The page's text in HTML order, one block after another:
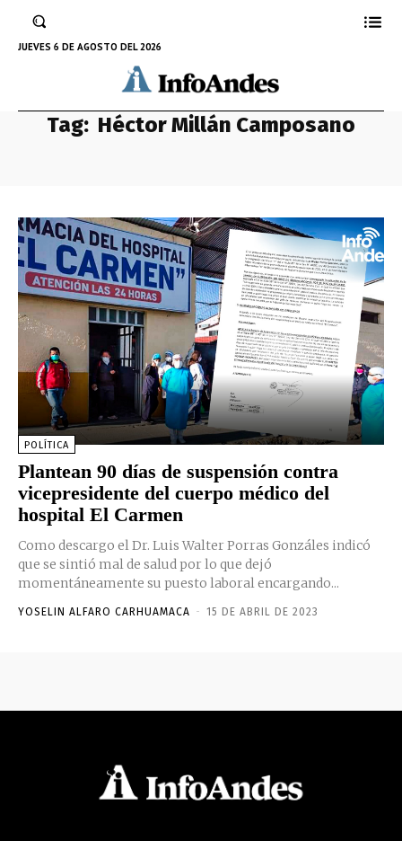
JUEVES 6 DE AGOSTO DEL 2026
Tag: Héctor Millán Camposano
POLÍTICA
Plantean 90 días de suspensión contra
vicepresidente del cuerpo médico del
hospital El Carmen
Como descargo el Dr. Luis Walter Porras Gonzáles indicó
que se sintió mal de salud por lo que dejó
momentáneamente su puesto laboral encargando...
YOSELIN ALFARO CARHUAMACA - 15 DE ABRIL DE 2023